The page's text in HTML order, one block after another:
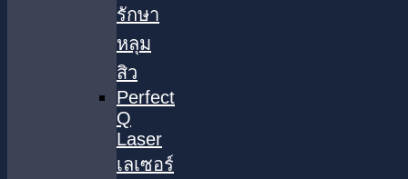
รักษา
หลุม
สิว
Perfect
Q
Laser
เลเซอร์